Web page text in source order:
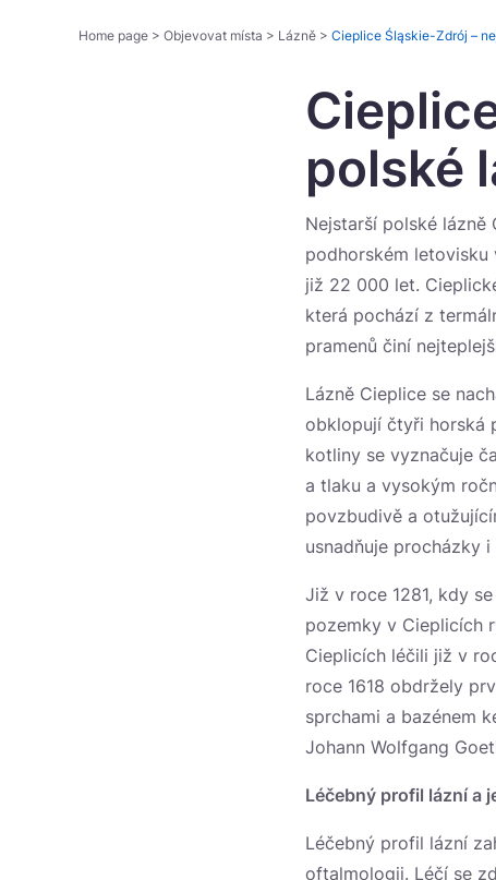
Home page > Objevovat místa > Lázně > Cieplice Śląskie-Zdrój –
polské
Nejstarší polské
podhorském letovisku
již 22 000 let.
která pochází z
pramenů činí
Lázně Cieplice se
obklopují čtyři horská
kotliny se vyznačuje
a tlaku a vysokým
povzbudivě a
usnadňuje procházky
Již v roce 1281, kdy
pozemky v Cieplicích
Cieplicích léčili již v
roce 1618 obdržely
sprchami a bazénem
Johann Wolfgang
Léčebný profil lázní a
Léčebný profil lázní
oftalmologii. Léčí se